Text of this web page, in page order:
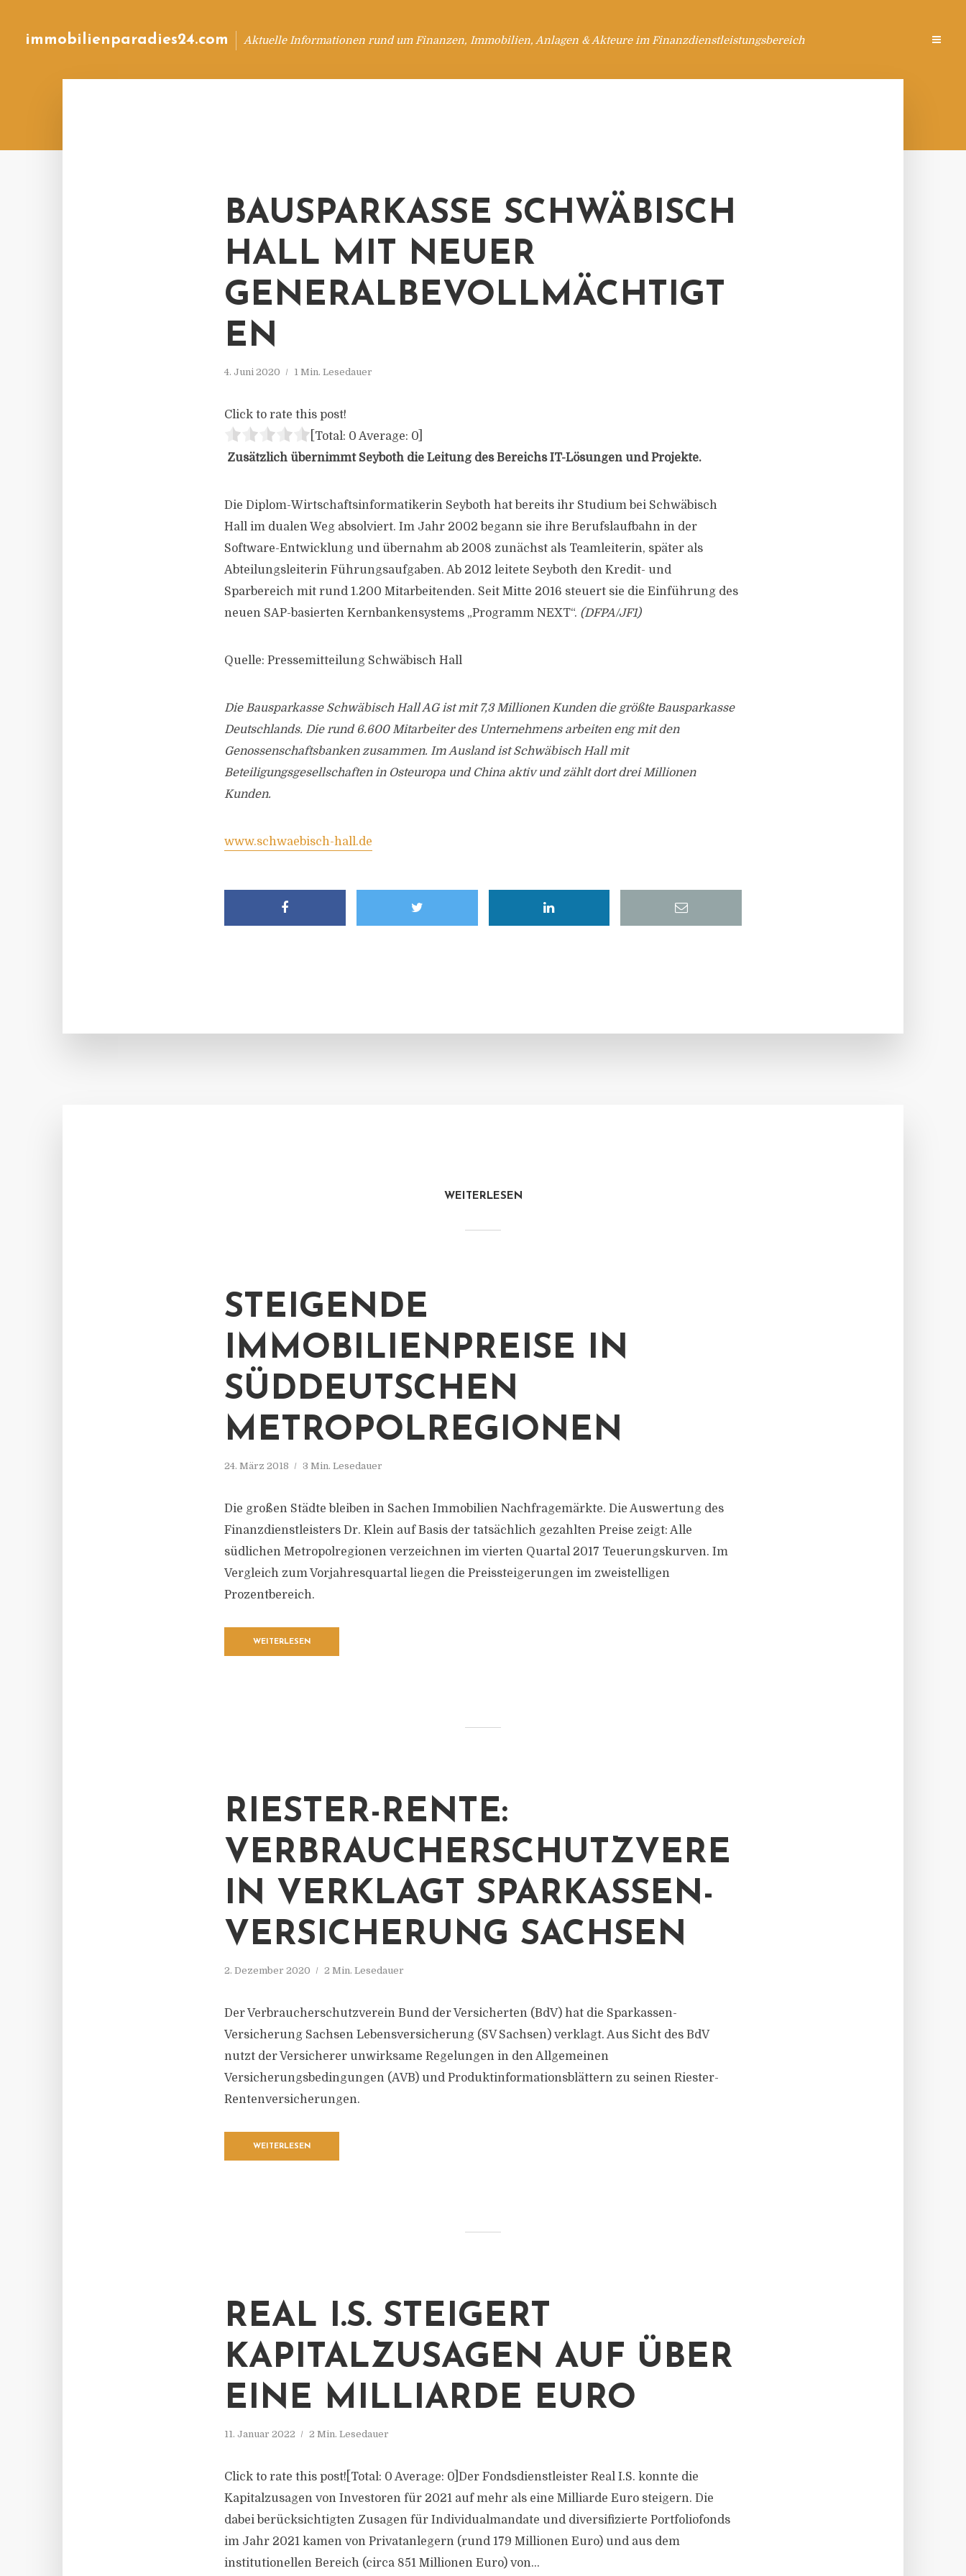
immobilienparadies24.com Aktuelle Informationen rund um Finanzen, Immobilien, Anlagen & Akteure im Finanzdienstleistungsbereich
BAUSPARKASSE SCHWÄBISCH
HALL MIT NEUER
GENERALBEVOLLMÄCHTIGT
EN
4. Juni 2020 1 Min. Lesedauer
Click to rate this post!
[Total: 0 Average: 0
Zusätzlich übernimmt Seyboth die Leitung des Bereichs IT-Lösungen und Projekte.
Die Diplom-Wirtschaftsinformatikerin Seyboth hat bereits ihr Studium bei Schwäbisch
Hall im dualen Weg absolviert. Im Jahr 2002 begann sie ihre Berufslaufbahn in der
Software-Entwicklung und übernahm ab 2008 zunächst als Teamleiterin, später als
Abteilungsleiterin Führungsaufgaben. Ab 2012 leitete Seyboth den Kredit- und
Sparbereich mit rund 1.200 Mitarbeitenden. Seit Mitte 2016 steuert sie die Einführung des
neuen SAP-basierten Kernbankensystems „Programm NEXT“. (DFPA/JF1)
Quelle: Pressemitteilung Schwäbisch Hall
Die Bausparkasse Schwäbisch Hall AG ist mit 7,3 Millionen Kunden die größte Bausparkasse
Deutschlands. Die rund 6.600 Mitarbeiter des Unternehmens arbeiten eng mit den
Genossenschaftsbanken zusammen. Im Ausland ist Schwäbisch Hall mit
Beteiligungsgesellschaften in Osteuropa und China aktiv und zählt dort drei Millionen
Kunden.
www.schwaebisch-hall.de
WEITERLESEN
STEIGENDE
IMMOBILIENPREISE IN
SÜDDEUTSCHEN
METROPOLREGIONEN
24. März 2018 3 Min. Lesedauer
Die großen Städte bleiben in Sachen Immobilien Nachfragemärkte. Die Auswertung des
Finanzdienstleisters Dr. Klein auf Basis der tatsächlich gezahlten Preise zeigt: Alle
südlichen Metropolregionen verzeichnen im vierten Quartal 2017 Teuerungskurven. Im
Vergleich zum Vorjahresquartal liegen die Preissteigerungen im zweistelligen
Prozentbereich.
WEITERLESEN
RIESTER-RENTE:
VERBRAUCHERSCHUTZVERE
IN VERKLAGT SPARKASSEN-
VERSICHERUNG SACHSEN
2. Dezember 2020 2 Min. Lesedauer
Der Verbraucherschutzverein Bund der Versicherten (BdV) hat die Sparkassen-
Versicherung Sachsen Lebensversicherung (SV Sachsen) verklagt. Aus Sicht des BdV
nutzt der Versicherer unwirksame Regelungen in den Allgemeinen
Versicherungsbedingungen (AVB) und Produktinformationsblättern zu seinen Riester-
Rentenversicherungen.
WEITERLESEN
REAL I.S. STEIGERT
KAPITALZUSAGEN AUF ÜBER
EINE MILLIARDE EURO
11. Januar 2022 2 Min. Lesedauer
Click to rate this post![Total: 0 Average: 0]Der Fondsdienstleister Real I.S. konnte die
Kapitalzusagen von Investoren für 2021 auf mehr als eine Milliarde Euro steigern. Die
dabei berücksichtigten Zusagen für Individualmandate und diversifizierte Portfoliofonds
im Jahr 2021 kamen von Privatanlegern (rund 179 Millionen Euro) und aus dem
institutionellen Bereich (circa 851 Millionen Euro) von...